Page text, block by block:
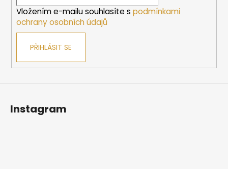
10
138
Kč
Vložením e-mailu souhlasíte s podmínkami
ochrany osobních údajů
PŘIHLÁSIT SE
Instagram